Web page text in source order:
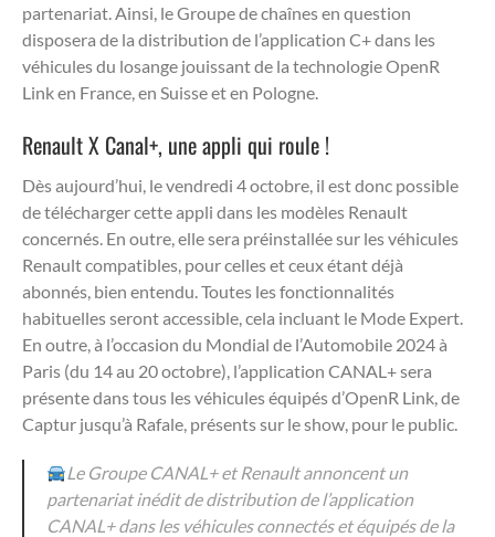
partenariat.Ainsi, le Groupe de chaînes en question
disposera de la distribution de l’application C+ dans les
véhicules du losange jouissant de la technologie OpenR
Link en France, en Suisse et en Pologne.
Renault X Canal+, une appli qui roule !
Dès aujourd’hui, le vendredi 4 octobre, il est donc possible
de télécharger cette appli dans les modèles Renault
concernés. En outre, elle sera préinstallée sur les véhicules
Renault compatibles, pour celles et ceux étant déjà
abonnés, bien entendu. Toutes les fonctionnalités
habituelles seront accessible, cela incluant le Mode Expert.
En outre, à l’occasion du Mondial de l’Automobile 2024 à
Paris (du 14 au 20 octobre), l’application CANAL+ sera
présente dans tous les véhicules équipés d’OpenR Link, de
Captur jusqu’à Rafale, présents sur le show, pour le public.
Le Groupe CANAL+ et Renault annoncent un
partenariat inédit de distribution de l’application
CANAL+ dans les véhicules connectés et équipés de la